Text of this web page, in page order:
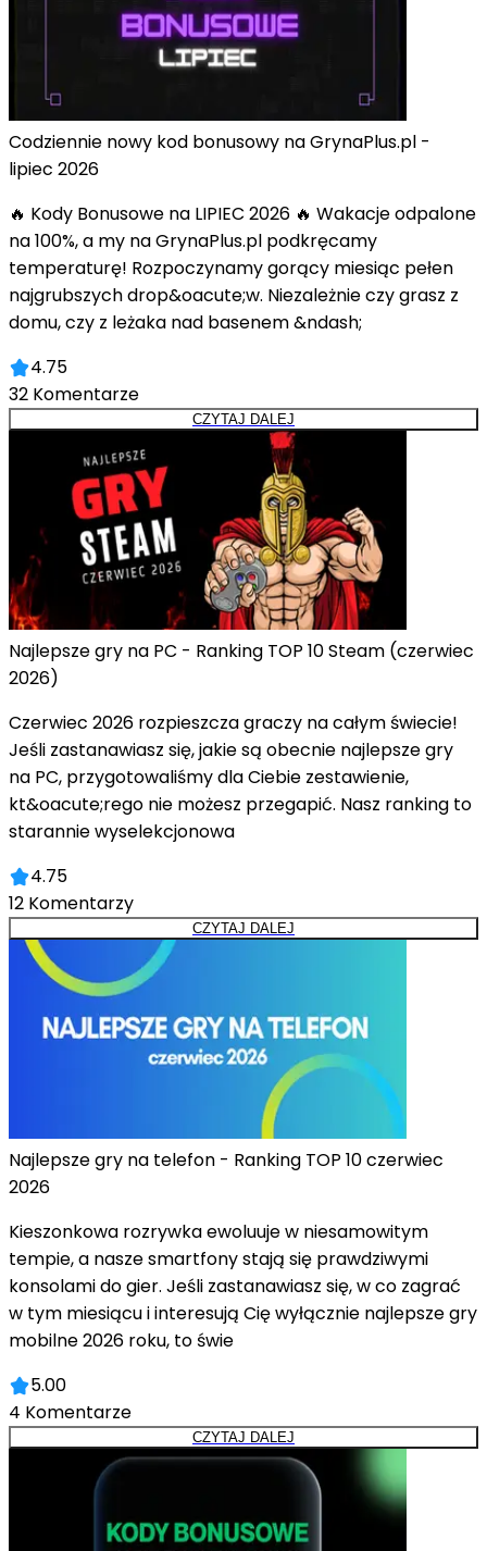
Codziennie nowy kod bonusowy na GrynaPlus.pl -
lipiec 2026
🔥 Kody Bonusowe na LIPIEC 2026 🔥 Wakacje odpalone
na 100%, a my na GrynaPlus.pl podkręcamy
temperaturę! Rozpoczynamy gorący miesiąc pełen
najgrubszych drop&oacute;w. Niezależnie czy grasz z
domu, czy z leżaka nad basenem &ndash;
4.75
32 Komentarze
CZYTAJ DALEJ
Najlepsze gry na PC - Ranking TOP 10 Steam (czerwiec
2026)
Czerwiec 2026 rozpieszcza graczy na całym świecie!
Jeśli zastanawiasz się, jakie są obecnie najlepsze gry
na PC, przygotowaliśmy dla Ciebie zestawienie,
kt&oacute;rego nie możesz przegapić. Nasz ranking to
starannie wyselekcjonowa
4.75
12 Komentarzy
CZYTAJ DALEJ
Najlepsze gry na telefon - Ranking TOP 10 czerwiec
2026
Kieszonkowa rozrywka ewoluuje w niesamowitym
tempie, a nasze smartfony stają się prawdziwymi
konsolami do gier. Jeśli zastanawiasz się, w co zagrać
w tym miesiącu i interesują Cię wyłącznie najlepsze gry
mobilne 2026 roku, to świe
5.00
4 Komentarze
CZYTAJ DALEJ